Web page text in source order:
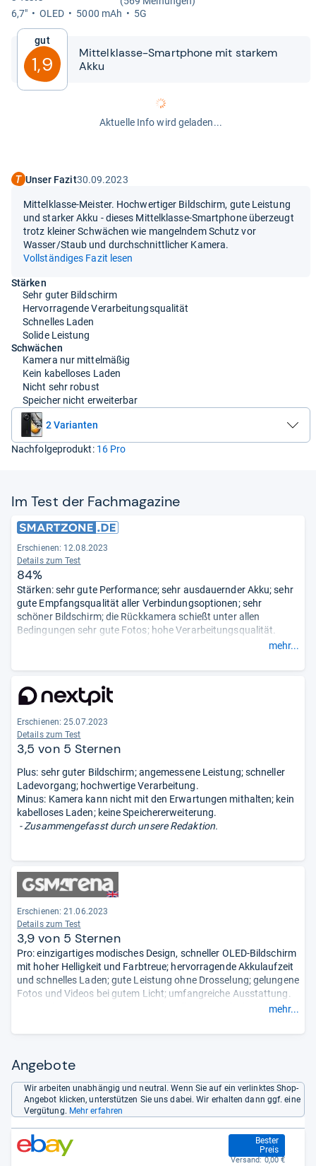
6,7"
OLED 5000 mAh 5G
Gut
1,9
Mit­tel­klasse-​​Smart­phone mit star­kem
Akku
Aktuelle Info wird geladen...
Unser Fazit30.09.2023
Mittelklasse-Meister. Hochwertiger Bildschirm, gute Leistung
und starker Akku - dieses Mittelklasse-Smartphone überzeugt
trotz kleiner Schwächen wie mangelndem Schutz vor
Wasser/Staub und durchschnittlicher Kamera.
Vollständiges Fazit lesen
Stärken
Sehr guter Bildschirm
Hervorragende Verarbeitungsqualität
Schnelles Laden
Solide Leistung
Schwächen
Kamera nur mittelmäßig
Kein kabelloses Laden
Nicht sehr robust
Speicher nicht erweiterbar
2 Varianten
Nachfolgeprodukt: 16 Pro
Im Test der Fach­ma­ga­zine
Erschienen: 12.08.2023
Details zum Test
84%
Stärken: sehr gute Performance; sehr ausdauernder Akku; sehr
gute Empfangsqualität aller Verbindungsoptionen; sehr
schöner Bildschirm; die Rückkamera schießt unter allen
Bedingungen sehr gute Fotos; hohe Verarbeitungsqualität.
Makrokamera; kein Speicherkartenslot; Rückseite wirkt etwas
billig; kein Videostabilisierung in 4K.
unsere Redaktion.
mehr...
Erschienen: 25.07.2023
Details zum Test
3,5 von 5 Sternen
Plus: sehr guter Bildschirm; angemessene Leistung; schneller
Ladevorgang; hochwertige Verarbeitung.
Minus: Kamera kann nicht mit den Erwartungen mithalten; kein
kabelloses Laden; keine Speichererweiterung.
- Zusammengefasst durch unsere Redaktion.
Erschienen: 21.06.2023
Details zum Test
3,9 von 5 Sternen
Pro: einzigartiges modisches Design, schneller OLED-Bildschirm
mit hoher Helligkeit und Farbtreue; hervorragende Akkulaufzeit
und schnelles Laden; gute Leistung ohne Drosselung; gelungene
Fotos und Videos bei gutem Licht; umfangreiche Ausstattung.
Contra: kein Schutz gegen Umwelteinflüsse; stark überarbeitete
keine Ultraweitwinkel- oder Makrokamera; Speicher nicht mehr
teurer.
- Zusammengefasst durch unsere Redaktion.
mehr...
Angebote
Wir arbeiten unabhängig und neutral. Wenn Sie auf ein verlinktes Shop-
Angebot klicken, unterstützen Sie uns dabei. Wir erhalten dann ggf. eine
Vergütung. Mehr erfahren
Bester
Preis
219,41 €
Versand: 0,00 €